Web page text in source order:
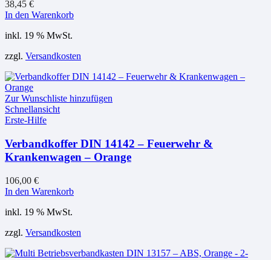
38,45 €
In den Warenkorb
inkl. 19 % MwSt.
zzgl. Versandkosten
Zur Wunschliste hinzufügen
Schnellansicht
Erste-Hilfe
Verbandkoffer DIN 14142 – Feuerwehr &
Krankenwagen – Orange
106,00 €
In den Warenkorb
inkl. 19 % MwSt.
zzgl. Versandkosten